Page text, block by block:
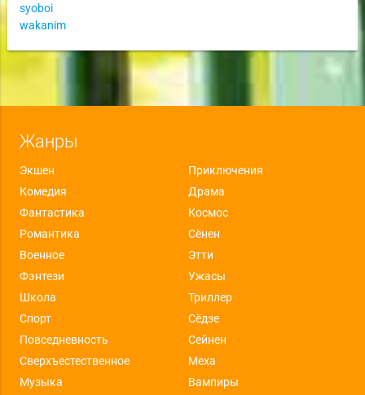
syoboi
wakanim
Жанры
Экшен
Приключения
Комедия
Драма
Фантастика
Космос
Романтика
Сёнен
Военное
Этти
Фэнтези
Ужасы
Школа
Триллер
Спорт
Сёдзе
Повседневность
Сейнен
Сверхъестественное
Меха
Музыка
Вампиры